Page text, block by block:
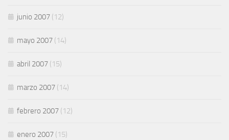
junio 2007 (12)
mayo 2007 (14)
abril 2007 (15)
marzo 2007 (14)
febrero 2007 (12)
enero 2007 (15)